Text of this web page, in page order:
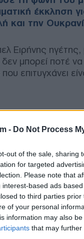
- Do Not Process
out of the sale, sharing
for targeted
Please note that
interest-based ads
to third parties
of your personal
information may also
that may further
έκκληση
και την
Ειρήνης ηγέτης,
μπορεί ποτέ
επιτυγχάνει